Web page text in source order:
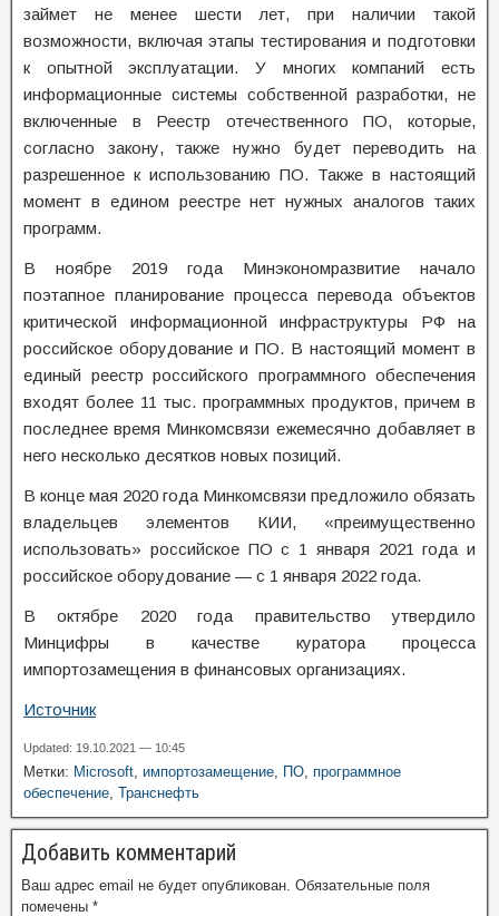
займет не менее шести лет, при наличии такой
возможности, включая этапы тестирования и подготовки
к опытной эксплуатации. У многих компаний есть
информационные системы собственной разработки, не
включенные в Реестр отечественного ПО, которые,
согласно закону, также нужно будет переводить на
разрешенное к использованию ПО. Также в настоящий
момент в едином реестре нет нужных аналогов таких
программ.
В ноябре 2019 года Минэкономразвитие начало
поэтапное планирование процесса перевода объектов
критической информационной инфраструктуры РФ на
российское оборудование и ПО. В настоящий момент в
единый реестр российского программного обеспечения
входят более 11 тыс. программных продуктов, причем в
последнее время Минкомсвязи ежемесячно добавляет в
него несколько десятков новых позиций.
В конце мая 2020 года Минкомсвязи предложило обязать
владельцев элементов КИИ, «преимущественно
использовать» российское ПО с 1 января 2021 года и
российское оборудование — с 1 января 2022 года.
В октябре 2020 года правительство утвердило
Минцифры в качестве куратора процесса
импортозамещения в финансовых организациях.
Источник
Updated: 19.10.2021 — 10:45
Метки: Microsoft, импортозамещение, ПО, программное
обеспечение, Транснефть
Добавить комментарий
Ваш адрес email не будет опубликован. Обязательные поля
помечены *